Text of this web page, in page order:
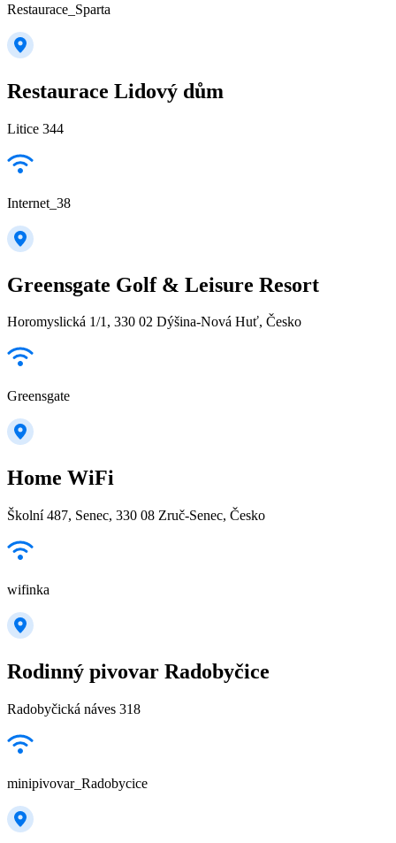
Restaurace_Sparta
Restaurace Lidový dům
Litice 344
Internet_38
Greensgate Golf & Leisure Resort
Horomyslická 1/1, 330 02 Dýšina-Nová Huť, Česko
Greensgate
Home WiFi
Školní 487, Senec, 330 08 Zruč-Senec, Česko
wifinka
Rodinný pivovar Radobyčice
Radobyčická náves 318
minipivovar_Radobycice